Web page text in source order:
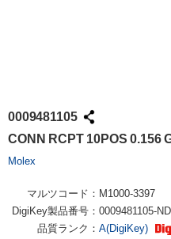
0009481105
CONN RCPT 10POS 0.156
Molex
マルツコード： M1000-3397
DigiKey製品番号： 0009481105-ND
品質ランク： A(DigiKey)